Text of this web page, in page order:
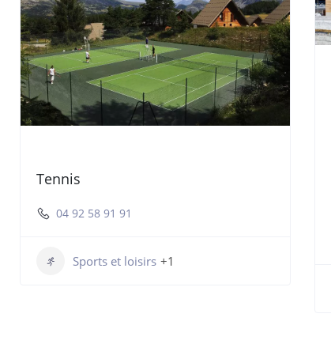
Tennis
04 92 58 91 91
Sports et loisirs +1